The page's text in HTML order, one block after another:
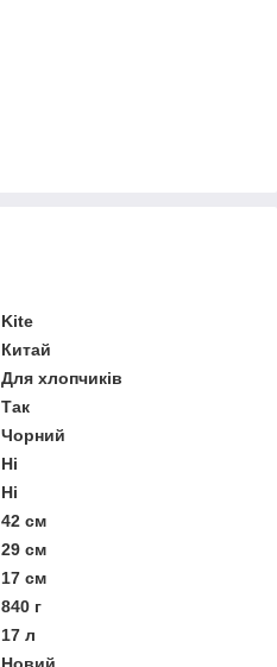
Kite
Китай
Для хлопчиків
Так
Чорний
Ні
Ні
42 см
29 см
17 см
840 г
17 л
Новий